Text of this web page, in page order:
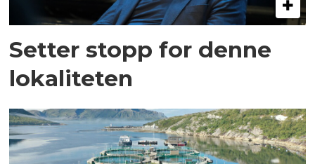
Setter stopp for denne
lokaliteten